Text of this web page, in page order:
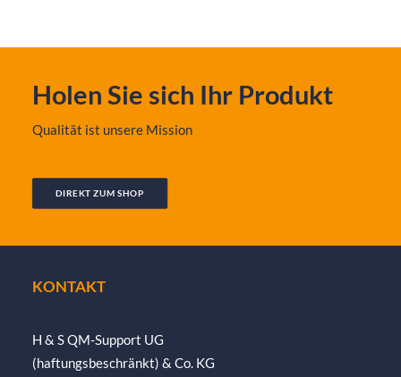
Holen Sie sich Ihr Produkt
Qualität ist unsere Mission
DIREKT ZUM SHOP
KONTAKT
H & S QM-Support UG
(haftungsbeschränkt) & Co. KG